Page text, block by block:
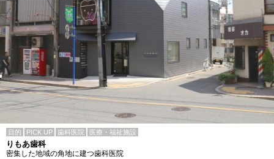
目的 PICK UP 歯科医院 医療・福祉施設
りもあ歯科
密集した地域の角地に建つ歯科医院